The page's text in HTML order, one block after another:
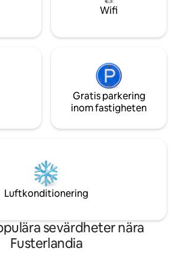
Wifi
Gratis parkering
inom fastigheten
Luftkonditionering
sevärdheter nära
Fusterlandia